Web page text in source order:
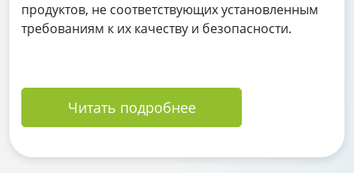
продуктов, не соответствующих установленным
требованиям к их качеству и безопасности.
Читать подробнее